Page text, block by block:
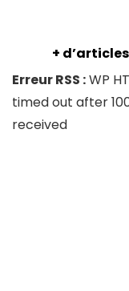
+
Erreur RSS :WP
timed out after
received